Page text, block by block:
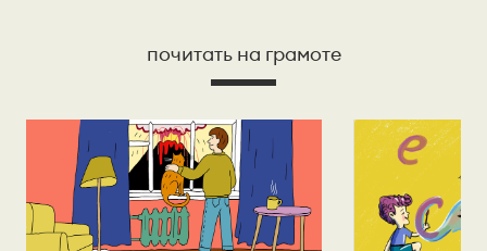
почитать на грамоте